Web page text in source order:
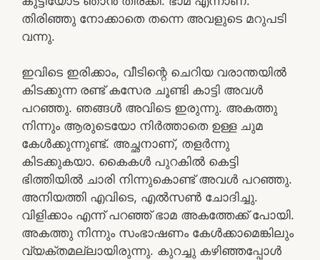
തിരിഞ്ഞു നോക്കാതെ തന്നെ അവളുടെ മറുപടി
വന്നു.
ഇവിടെ ഇരിക്കാം, വീടിന്റെ ചെറിയ വരാന്തയിൽ
കിടക്കുന്ന രണ്ട് കസേര ചൂണ്ടി കാട്ടി അവൾ
പറഞ്ഞു. ഞങ്ങൾ അവിടെ ഇരുന്നു. അകത്തു
നിന്നും ആരുടെയോ നിർത്താതെ ഉള്ള ചുമ
കേൾക്കുന്നുണ്ട്. അച്ഛനാണ്, തളർന്നു
കിടക്കുകയാ. കൈകൾ പുറകിൽ കെട്ടി
ഭിത്തിയിൽ ചാരി നിന്നുകൊണ്ട് അവൾ പറഞ്ഞു.
അനിയത്തി എവിടെ, എൽസൺ ചോദിച്ചു.
വിളിക്കാം എന്ന് പറഞ്ഞ് ഭാമ അകത്തേക്ക് പോയി.
അകത്തു നിന്നും സംഭാഷണം കേൾക്കാമെങ്കിലും
വ്യക്തമല്ലായിരുന്നു. കുറച്ചു കഴിഞ്ഞപ്പോൾ